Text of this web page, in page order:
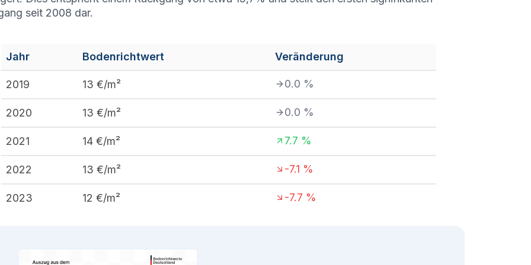
seit 2008 dar.
Jahr Bodenrichtwert Veränderung
2019 13 €/m² 0.0 %
2020 13 €/m² 0.0 %
2021 14 €/m² 7.7 %
2022 13 €/m² -7.1 %
2023 12 €/m² -7.7 %